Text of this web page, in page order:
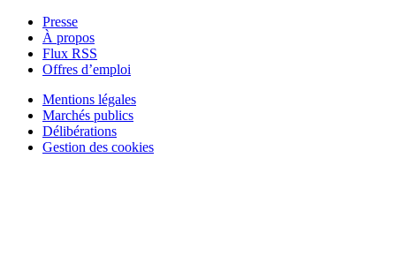
Presse
À propos
Flux RSS
Offres d’emploi
Mentions légales
Marchés publics
Délibérations
Gestion des cookies